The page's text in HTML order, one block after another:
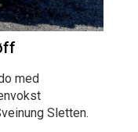
med
Sletten.